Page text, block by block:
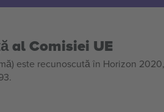
al Comisiei UE
este recunoscută în Horizon